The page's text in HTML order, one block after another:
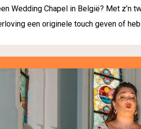
Wedding Chapel in België? Met z’n
een originele touch geven of